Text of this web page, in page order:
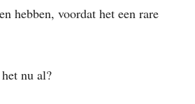
hebben, voordat het een rare
nu al?